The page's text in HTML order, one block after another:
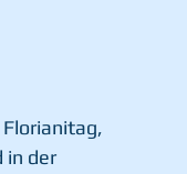
in der